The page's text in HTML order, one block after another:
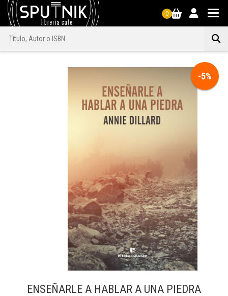
0
-5%
ENSEÑARLE A HABLAR A UNA PIEDRA